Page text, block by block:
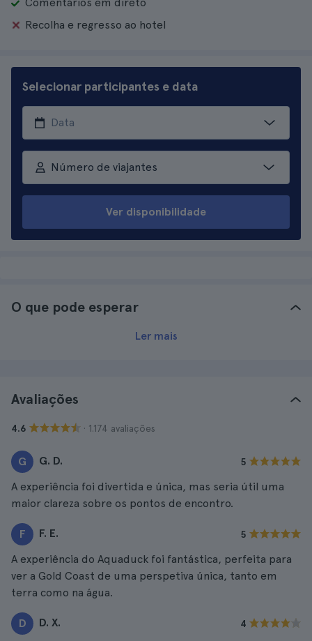
Recolha e regresso ao hotel
Selecionar participantes e data
Número de viajantes
Ver disponibilidade
O que pode esperar
Ler mais
Avaliações
4.6 · 1.174 avaliações
G G. D. 5
A experiência foi divertida e única, mas seria útil uma
maior clareza sobre os pontos de encontro.
F F. E. 5
A experiência do Aquaduck foi fantástica, perfeita para
ver a Gold Coast de uma perspetiva única, tanto em
terra como na água.
D D. X. 4